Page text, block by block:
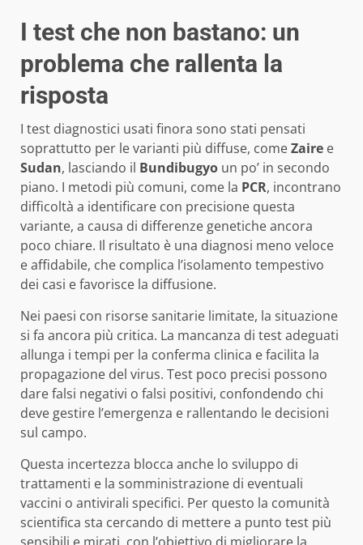
I test che non bastano: un
problema che rallenta la
risposta
I test diagnostici usati finora sono stati pensati
soprattutto per le varianti più diffuse, comeZaire e
Sudan, lasciando il Bundibugyo un po’ in secondo
piano. I metodi più comuni, come la PCR, incontrano
difficoltà a identificare con precisione questa
variante, a causa di differenze genetiche ancora
poco chiare. Il risultato è una diagnosi meno veloce
e affidabile, che complica l’isolamento tempestivo
dei casi e favorisce la diffusione.
Nei paesi con risorse sanitarie limitate, la situazione
si fa ancora più critica. La mancanza di test adeguati
allunga i tempi per la conferma clinica e facilita la
propagazione del virus. Test poco precisi possono
dare falsi negativi o falsi positivi, confondendo chi
deve gestire l’emergenza e rallentando le decisioni
sul campo.
Questa incertezza blocca anche lo sviluppo di
trattamenti e la somministrazione di eventuali
vaccini o antivirali specifici. Per questo la comunità
scientifica sta cercando di mettere a punto test più